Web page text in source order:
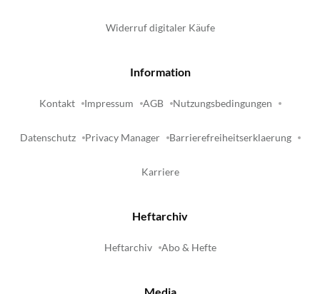
Widerruf digitaler Käufe
Information
Kontakt Impressum AGB Nutzungsbedingungen
Datenschutz Privacy Manager Barrierefreiheitserklaerung
Karriere
Heftarchiv
Heftarchiv Abo & Hefte